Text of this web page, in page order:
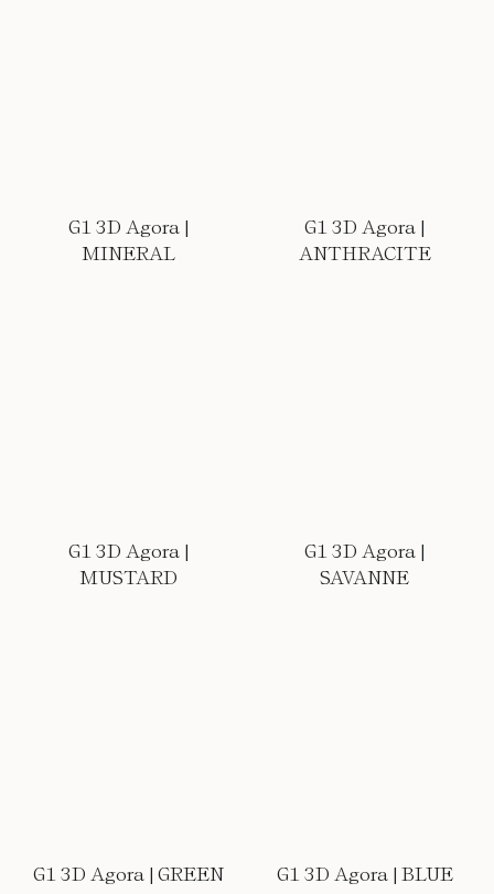
G1 3D Agora |
MINERAL
G1 3D Agora |
ANTHRACITE
G1 3D Agora |
MUSTARD
G1 3D Agora |
SAVANNE
G1 3D Agora | GREEN G1 3D Agora | BLUE